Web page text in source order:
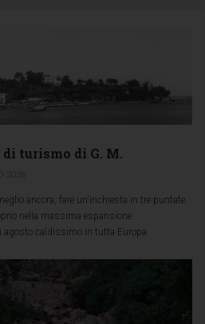
turismo di G. M.
ancora, fare un'inchiesta in tre puntate
nella massima espansione
agosto caldissimo in tutta Europa.